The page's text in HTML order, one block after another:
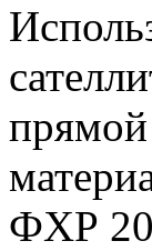
прямой
ФХР